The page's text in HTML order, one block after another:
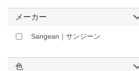
お買いもの履歴
メーカー
Sangean｜サンジーン
色